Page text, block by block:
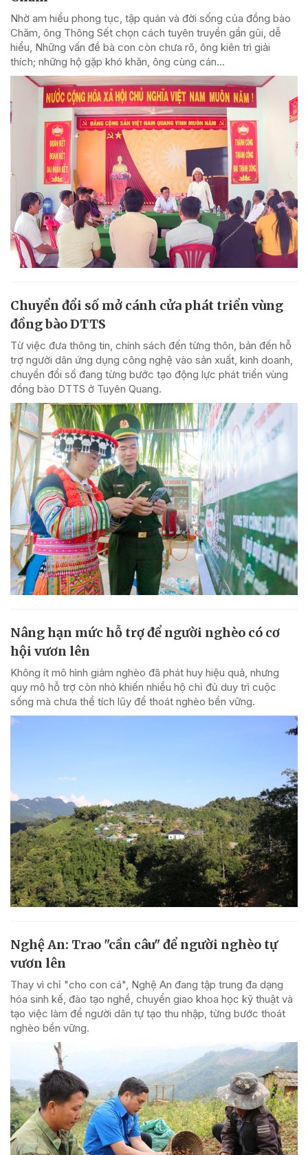
Nhờ am hiểu phong tục, tập quán và đời sống của đồng bào
Chăm, ông Thông Sết chọn cách tuyên truyền gần gũi, dễ
hiểu, Những vấn đề bà con còn chưa rõ, ông kiên trì giải
thích; những hộ gặp khó khăn, ông cùng cán...
Chuyển đổi số mở cánh cửa phát triển vùng
đồng bào DTTS
Từ việc đưa thông tin, chính sách đến từng thôn, bản đến hỗ
trợ người dân ứng dụng công nghệ vào sản xuất, kinh doanh,
chuyển đổi số đang từng bước tạo động lực phát triển vùng
đồng bào DTTS ở Tuyên Quang.
Nâng hạn mức hỗ trợ để người nghèo có cơ
hội vươn lên
Không ít mô hình giảm nghèo đã phát huy hiệu quả, nhưng
quy mô hỗ trợ còn nhỏ khiến nhiều hộ chỉ đủ duy trì cuộc
sống mà chưa thể tích lũy để thoát nghèo bền vững.
Nghệ An: Trao "cần câu" để người nghèo tự
vươn lên
Thay vì chỉ "cho con cá", Nghệ An đang tập trung đa dạng
hóa sinh kế, đào tạo nghề, chuyển giao khoa học kỹ thuật và
tạo việc làm để người dân tự tạo thu nhập, từng bước thoát
nghèo bền vững.